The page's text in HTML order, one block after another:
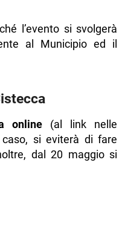
l’evento si svolgerà
al Municipio ed il
online(al link nelle
si eviterà di fare
dal 20 maggio si